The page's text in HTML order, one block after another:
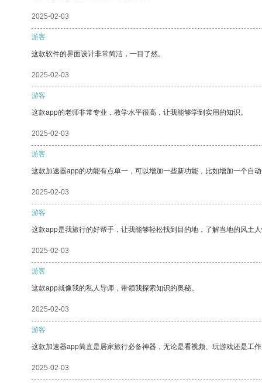
2025-02-03
游客
这款软件的界面设计非常简洁，一目了然。
2025-02-03
游客
这款app的老师非常专业，教学水平很高，让我能够学到实用的知识。
2025-02-03
游客
这款加速器app的功能有点单一，可以增加一些新功能，比如增加一个自动
2025-02-03
游客
这款app是我旅行的好帮手，让我能够轻松找到目的地，了解当地的风土人
2025-02-03
游客
这款app就像我的私人导师，带领我探索知识的奥秘。
2025-02-03
游客
这款加速器app简直是居家旅行必备神器，无论是看视频、玩游戏还是工
2025-02-03